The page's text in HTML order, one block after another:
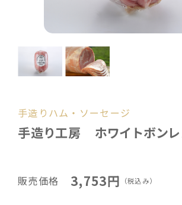
手造りハム・ソーセージ
手造り工房 ホワイトボン
販売価格 3,753円 （税込み）